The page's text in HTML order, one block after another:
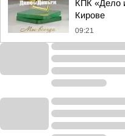
КПК «Дело
Кирове
09:21